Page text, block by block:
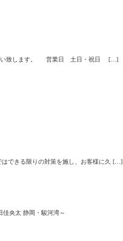
お願い致します。 営業日 土日・祝日 […]
はできる限りの対策を施し、お客様に久 […]
佳央太 静岡・駿河湾～